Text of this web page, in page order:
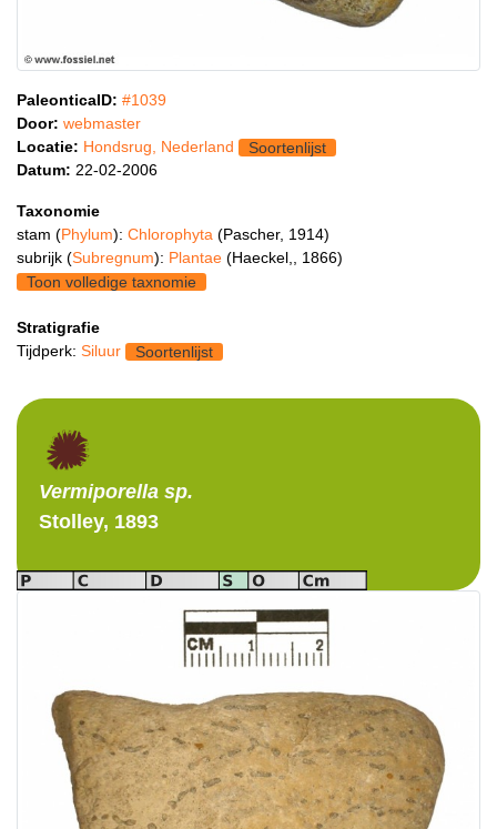
PaleonticaID: #1039
Door: webmaster
Locatie: Hondsrug, Nederland
Soortenlijst
Datum: 22-02-2006
Taxonomie
stam (Phylum): Chlorophyta (Pascher, 1914)
subrijk (Subregnum): Plantae (Haeckel,, 1866)
Toon volledige taxnomie
Stratigrafie
Tijdperk: Siluur Soortenlijst
Vermiporella sp.
Stolley, 1893